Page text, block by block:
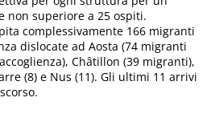
non superiore a 25 ospiti.
complessivamente 166 migranti
dislocate ad Aosta (74 migranti
Châtillon (39 migranti),
(8) e Nus (11). Gli ultimi 11 arrivi